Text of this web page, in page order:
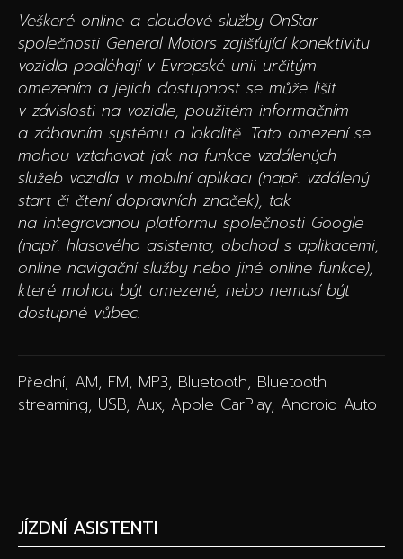
Veškeré online a cloudové služby OnStar
společnosti General Motors zajišťující konektivitu
vozidla podléhají v Evropské unii určitým
omezením a jejich dostupnost se může lišit
v závislosti na vozidle, použitém informačním
a zábavním systému a lokalitě. Tato omezení se
mohou vztahovat jak na funkce vzdálených
služeb vozidla v mobilní aplikaci (např. vzdálený
start či čtení dopravních značek), tak
na integrovanou platformu společnosti Google
(např. hlasového asistenta, obchod s aplikacemi,
online navigační služby nebo jiné online funkce),
které mohou být omezené, nebo nemusí být
dostupné vůbec.
Přední, AM, FM, MP3, Bluetooth, Bluetooth
streaming, USB, Aux, Apple CarPlay, Android Auto
JÍZDNÍ ASISTENTI